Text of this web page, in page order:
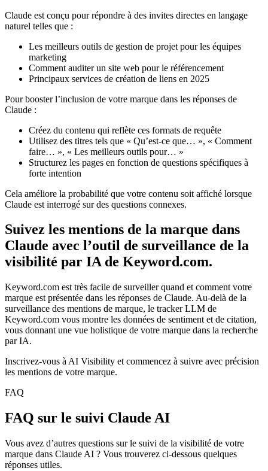
Claude est conçu pour répondre à des invites directes en langage
naturel telles que :
Les meilleurs outils de gestion de projet pour les équipes
marketing
Comment auditer un site web pour le référencement
Principaux services de création de liens en 2025
Pour booster l’inclusion de votre marque dans les réponses de
Claude :
Créez du contenu qui reflète ces formats de requête
Utilisez des titres tels que « Qu’est-ce que… », « Comment
faire… », « Les meilleurs outils pour… »
Structurez les pages en fonction de questions spécifiques à
forte intention
Cela améliore la probabilité que votre contenu soit affiché lorsque
Claude est interrogé sur des questions connexes.
Suivez les mentions de la marque dans
Claude avec l’outil de surveillance de la
visibilité par IA de Keyword.com.
Keyword.com est très facile de surveiller quand et comment votre
marque est présentée dans les réponses de Claude. Au-delà de la
surveillance des mentions de marque, le tracker LLM de
Keyword.com vous montre les données de sentiment et de citation,
vous donnant une vue holistique de votre marque dans la recherche
par IA.
Inscrivez-vous à AI Visibility et commencez à suivre avec précision
les mentions de votre marque.
FAQ
FAQ sur le suivi Claude AI
Vous avez d’autres questions sur le suivi de la visibilité de votre
marque dans Claude AI ? Vous trouverez ci-dessous quelques
réponses utiles.